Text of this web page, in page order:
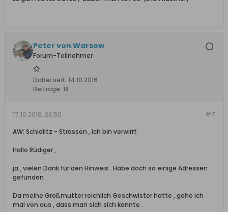
Peter von Warsow
Forum-Teilnehmer
Dabei seit: 14.10.2016
Beiträge: 18
#7
17.10.2016, 23:50
AW: Schidlitz - Strassen , ich bin verwirrt
Hallo Rüdiger ,
ja , vielen Dank für den Hinweis . Habe doch so einige Adressen
gefunden .
Da meine Großmutter reichlich Geschwister hatte , gehe ich
mal von aus , dass man sich sich kannte .